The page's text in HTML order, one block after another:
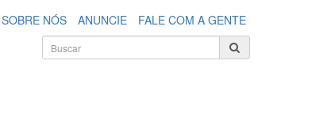
SOBRE NÓS ANUNCIE
FALE COM A GENTE